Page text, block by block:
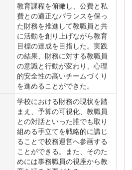
教育課程を俯瞰し、公費と私
費との適正なバランスを保っ
た財務を推進して教職員と共
に活動を創り上げながら教育
目標の達成を目指した。実践
の結果、財務に対する教職員
の意識と行動が変わり、心理
的安全性の高いチームづくり
を進めることができた。
学校における財務の現状を踏
まえ、予算の可視化、教職員
との対話といった誰でも取り
組める手立てを戦略的に講じ
ることで校務運営へ参画する
ことができる。また、そのた
めには事務職員の視座から教